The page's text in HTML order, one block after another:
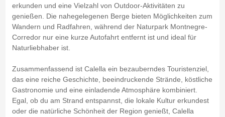
erkunden und eine Vielzahl von Outdoor-Aktivitäten zu
genießen. Die nahegelegenen Berge bieten Möglichkeiten zum
Wandern und Radfahren, während der Naturpark Montnegre-
Corredor nur eine kurze Autofahrt entfernt ist und ideal für
Naturliebhaber ist.
Zusammenfassend ist Calella ein bezauberndes Touristenziel,
das eine reiche Geschichte, beeindruckende Strände, köstliche
Gastronomie und eine einladende Atmosphäre kombiniert.
Egal, ob du am Strand entspannst, die lokale Kultur erkundest
oder die natürliche Schönheit der Region genießt, Calella